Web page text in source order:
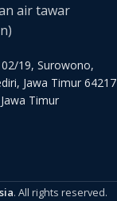
air tawar
19, Surowono,
Jawa Timur 64217
Timur
. All rights reserved.